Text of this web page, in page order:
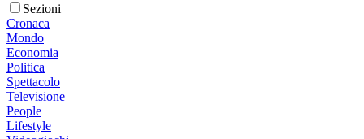
Sezioni
Cronaca
Mondo
Economia
Politica
Spettacolo
Televisione
People
Lifestyle